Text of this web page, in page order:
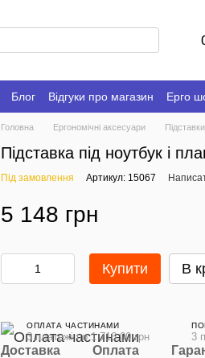
Блог Відгуки про магазин Ерго
Головна Ергономічні аксесуари
Підставка під ноутбук і
Під замовлення Артикул: 15067
5 148 грн
Купити В
ОПЛАТА ЧАСТИНАМИ
3 платежі по 1 716.00 грн 3
Доставка Оплата